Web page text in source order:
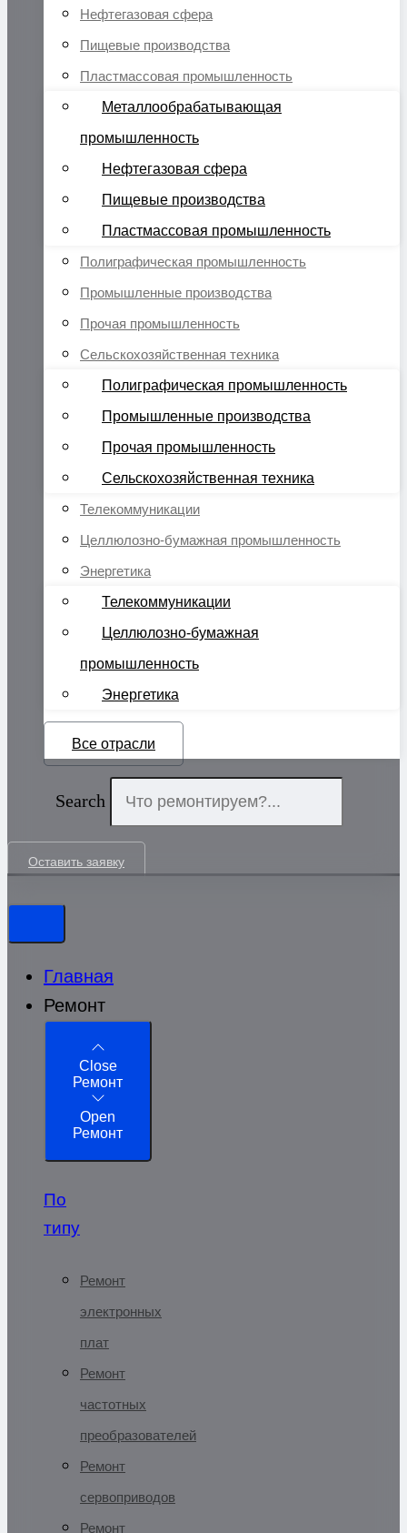
Нефтегазовая сфера
Пищевые производства
Пластмассовая промышленность
Металлообрабатывающая
промышленность
Нефтегазовая сфера
Пищевые производства
Пластмассовая промышленность
Полиграфическая промышленность
Промышленные производства
Прочая промышленность
Сельскохозяйственная техника
Полиграфическая промышленность
Промышленные производства
Прочая промышленность
Сельскохозяйственная техника
Телекоммуникации
Целлюлозно-бумажная промышленность
Энергетика
Телекоммуникации
Целлюлозно-бумажная
промышленность
Энергетика
Все отрасли
Search
Оставить заявку
Главная
Ремонт
Close
Ремонт
Open
Ремонт
По
типу
Ремонт
электронных
плат
Ремонт
частотных
преобразователей
Ремонт
сервоприводов
Ремонт